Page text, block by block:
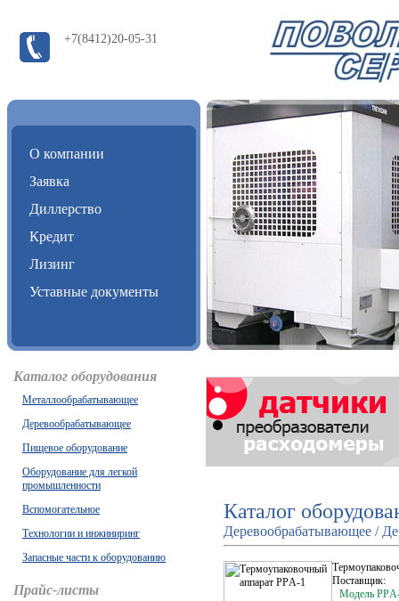
+7(8412)20-05-31
О компании
Заявка
Диллерство
Кредит
Лизинг
Уставные документы
Каталог оборудования
Металлообрабатывающее
Деревообрабатывающее
Пищевое оборудование
Оборудование для легкой
промышленности
Вспомогательное
Технологии и инжиниринг
Запасные части к оборудованию
Прайс-листы
Каталог
Деревообрабатывающее /
Поставщик:
Модель